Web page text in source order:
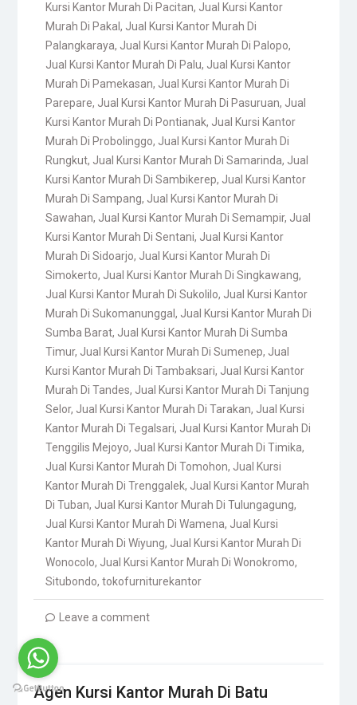
Kursi Kantor Murah Di Pacitan, Jual Kursi Kantor
Murah Di Pakal , Jual Kursi Kantor Murah Di
Palangkaraya, Jual Kursi Kantor Murah Di Palopo,
Jual Kursi Kantor Murah Di Palu, Jual Kursi Kantor
Murah Di Pamekasan, Jual Kursi Kantor Murah Di
Parepare, Jual Kursi Kantor Murah Di Pasuruan, Jual
Kursi Kantor Murah Di Pontianak, Jual Kursi Kantor
Murah Di Probolinggo, Jual Kursi Kantor Murah Di
Rungkut, Jual Kursi Kantor Murah Di Samarinda, Jual
Kursi Kantor Murah Di Sambikerep, Jual Kursi Kantor
Murah Di Sampang, Jual Kursi Kantor Murah Di
Sawahan, Jual Kursi Kantor Murah Di Semampir, Jual
Kursi Kantor Murah Di Sentani, Jual Kursi Kantor
Murah Di Sidoarjo, Jual Kursi Kantor Murah Di
Simokerto, Jual Kursi Kantor Murah Di Singkawang,
Jual Kursi Kantor Murah Di Sukolilo, Jual Kursi Kantor
Murah Di Sukomanunggal , Jual Kursi Kantor Murah Di
Sumba Barat, Jual Kursi Kantor Murah Di Sumba
Timur, Jual Kursi Kantor Murah Di Sumenep, Jual
Kursi Kantor Murah Di Tambaksari, Jual Kursi Kantor
Murah Di Tandes, Jual Kursi Kantor Murah Di Tanjung
Selor, Jual Kursi Kantor Murah Di Tarakan, Jual Kursi
Kantor Murah Di Tegalsari, Jual Kursi Kantor Murah Di
Tenggilis Mejoyo, Jual Kursi Kantor Murah Di Timika,
Jual Kursi Kantor Murah Di Tomohon, Jual Kursi
Kantor Murah Di Trenggalek, Jual Kursi Kantor Murah
Di Tuban, Jual Kursi Kantor Murah Di Tulungagung,
Jual Kursi Kantor Murah Di Wamena, Jual Kursi
Kantor Murah Di Wiyung, Jual Kursi Kantor Murah Di
Wonocolo, Jual Kursi Kantor Murah Di Wonokromo,
Situbondo, tokofurniturekantor
Leave a comment
Agen Kursi Kantor Murah Di Batu